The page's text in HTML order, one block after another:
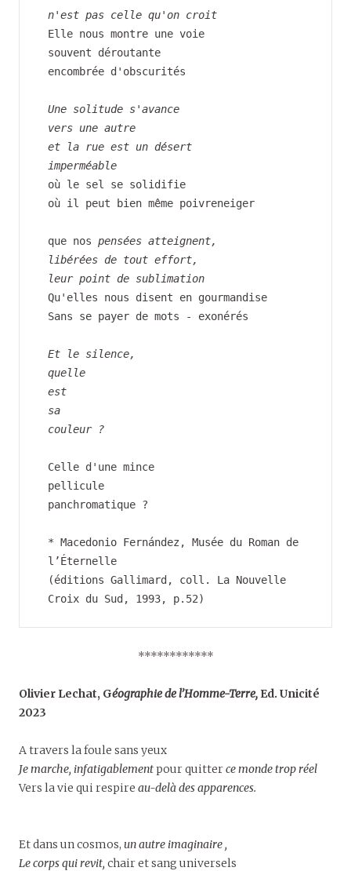
n'est pas celle qu'on croit
Elle nous montre une voie
souvent déroutante
encombrée d'obscurités
Une solitude s'avance
vers une autre
et la rue est un désert
imperméable
où le sel se solidifie
où il peut bien même poivreneiger
que nos pensées atteignent,
libérées de tout effort,
leur point de sublimation
Qu'elles nous disent en gourmandise
Sans se payer de mots - exonérés
Et le silence,
quelle
est
sa
couleur ?
Celle d'une mince
pellicule
panchromatique ?
* Macedonio Fernández, Musée du Roman de
l’Éternelle
(éditions Gallimard, coll. La Nouvelle
Croix du Sud, 1993, p.52)
************
Olivier Lechat, Géographie de l’Homme-Terre, Ed. Unicité
2023
A travers la foule sans yeux
Je marche, infatigablementpour quitterce monde trop réel
Vers la vie qui respire au-delà des apparences.
Et dans un cosmos, un autre imaginaire ,
Le corps qui revit, chair et sang universels